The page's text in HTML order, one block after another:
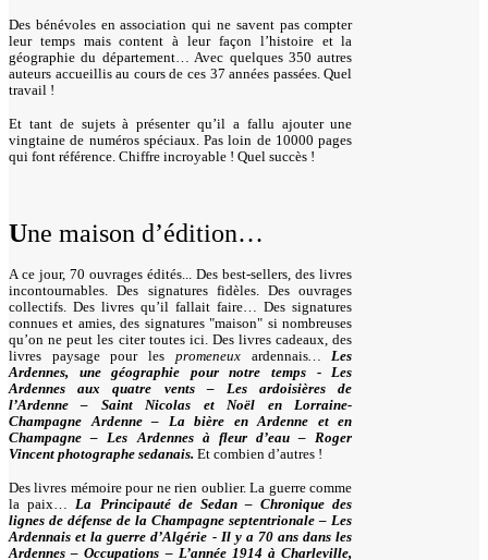
Des bénévoles en association qui ne savent pas compter
leur temps mais content à leur façon l’histoire et la
géographie du département… Avec quelques 350 autres
auteurs accueillis au cours de ces 37 années passées. Quel
travail !
Et tant de sujets à présenter qu’il a fallu ajouter une
vingtaine de numéros spéciaux. Pas loin de 10000 pages
qui font référence. Chiffre incroyable ! Quel succès !
Une maison d’édition…
A ce jour, 70 ouvrages édités... Des best-sellers, des livres
incontournables. Des signatures fidèles. Des ouvrages
collectifs. Des livres qu’il fallait faire… Des signatures
connues et amies, des signatures "maison" si nombreuses
qu’on ne peut les citer toutes ici. Des livres cadeaux, des
livres paysage pour les promeneux ardennais… Les
Ardennes, une géographie pour notre temps - Les
Ardennes aux quatre vents – Les ardoisières de
l’Ardenne – Saint Nicolas et Noël en Lorraine-
Champagne Ardenne – La bière en Ardenne et en
Champagne – Les Ardennes à fleur d’eau – Roger
Vincent photographe sedanais. Et combien d’autres !
Des livres mémoire pour ne rien oublier. La guerre comme
la paix… La Principauté de Sedan – Chronique des
lignes de défense de la Champagne septentrionale – Les
Ardennais et la guerre d’Algérie - Il y a 70 ans dans les
Ardennes – Occupations – L’année 1914 à Charleville,